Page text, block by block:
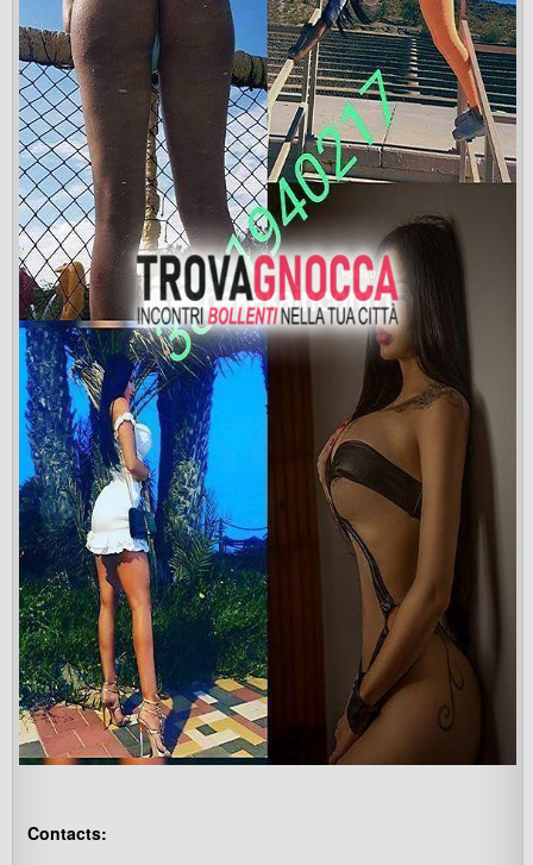
Contacts: